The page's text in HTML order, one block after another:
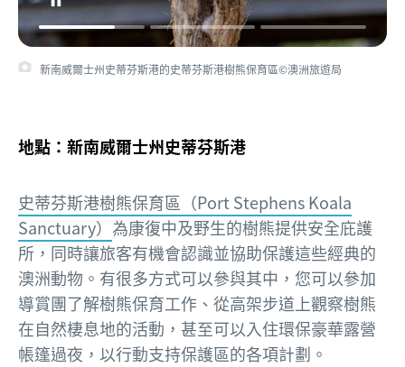
新南威爾士州史蒂芬斯港的史蒂芬斯港樹熊保育區©澳洲旅遊局
地點：新南威爾士州史蒂芬斯港
史蒂芬斯港樹熊保育區（Port Stephens Koala
Sanctuary） 為康復中及野生的樹熊提供安全庇護
所，同時讓旅客有機會認識並協助保護這些經典的
澳洲動物。有很多方式可以參與其中，您可以參加
導賞團了解樹熊保育工作、從高架步道上觀察樹熊
在自然棲息地的活動，甚至可以入住環保豪華露營
帳篷過夜，以行動支持保護區的各項計劃。